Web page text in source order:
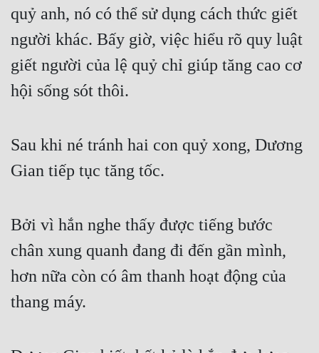
Đô Thị
Đông Phương
Đông Phương Huyền Huyễn
Đồng Nhân
Cẩu Đạo Trường Sinh
Ngự Thú
Truyện Nữ
Đẹp
quỷ anh, nó có thể sử dụng cách thức giết
người khác. Bấy giờ, việc hiểu rõ quy luật
giết người của lệ quỷ chỉ giúp tăng cao cơ
hội sống sót thôi.
Sau khi né tránh hai con quỷ xong, Dương
Gian tiếp tục tăng tốc.
Bởi vì hắn nghe thấy được tiếng bước
chân xung quanh đang đi đến gần mình,
hơn nữa còn có âm thanh hoạt động của
thang máy.